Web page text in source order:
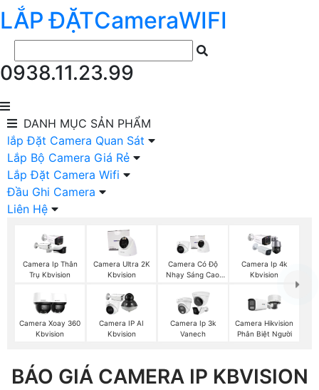
LẮP ĐẶTCameraWIFI
0938.11.23.99
DANH MỤC SẢN PHẨM
lắp Đặt Camera Quan Sát
Lắp Bộ Camera Giá Rẻ
Lắp Đặt Camera Wifi
Đầu Ghi Camera
Liên Hệ
Camera Ip Thân
Trụ Kbvision
Camera Ultra 2K
Kbvision
Camera Có Độ
Nhạy Sáng Cao
Camera Ip 4k
Kbvision
Camera Xoay 360
Kbvision
Camera IP AI
Kbvision
Camera Ip 3k
Vanech
Camera Hikvision
Phân Biệt Người
BÁO GIÁ CAMERA IP KBVISION